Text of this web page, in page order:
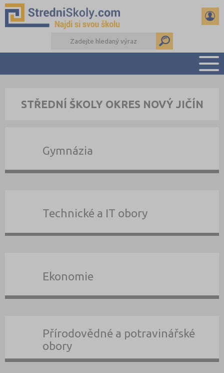
PŘÍPRAVA NA PŘIJÍMAČKY
STŘEDNÍ ŠKOLY OKRES NOVÝ JIČÍN
Gymnázia
Technické a IT obory
Ekonomie
Přírodovědné a potravinářské
obory